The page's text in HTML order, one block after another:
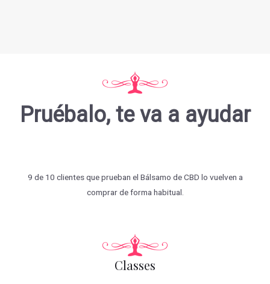
Pruébalo, te va a ayudar
9 de 10 clientes que prueban el Bálsamo de CBD lo vuelven a
comprar de forma habitual.
Classes